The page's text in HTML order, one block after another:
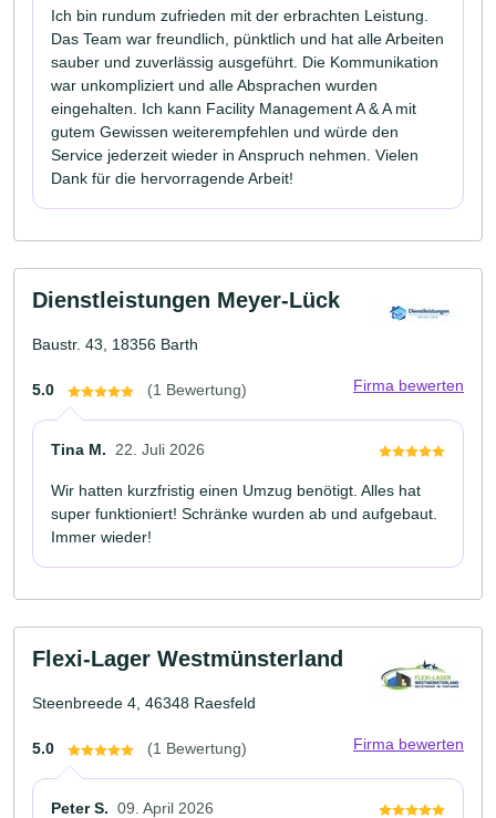
Ich bin rundum zufrieden mit der erbrachten Leistung.
Das Team war freundlich, pünktlich und hat alle Arbeiten
sauber und zuverlässig ausgeführt. Die Kommunikation
war unkompliziert und alle Absprachen wurden
eingehalten. Ich kann Facility Management A & A mit
gutem Gewissen weiterempfehlen und würde den
Service jederzeit wieder in Anspruch nehmen. Vielen
Dank für die hervorragende Arbeit!
Dienstleistungen Meyer-Lück
Baustr. 43, 18356 Barth
5.0 (1 Bewertung) Firma bewerten
Tina M. 22. Juli 2026
Wir hatten kurzfristig einen Umzug benötigt. Alles hat
super funktioniert! Schränke wurden ab und aufgebaut.
Immer wieder!
Flexi-Lager Westmünsterland
Steenbreede 4, 46348 Raesfeld
5.0 (1 Bewertung) Firma bewerten
Peter S. 09. April 2026